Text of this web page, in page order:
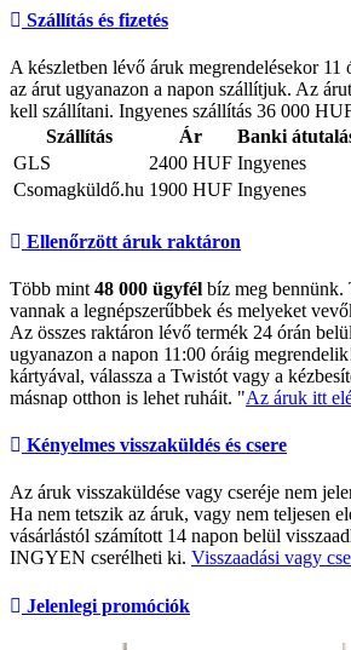
Szállítás és fizetés
A készletben lévő áruk megrendelésekor 11
az árut ugyanazon a napon szállítjuk. Az
kell szállítani. Ingyenes szállítás 36 000
Szállítás
Ár Banki
GLS
2400 HUF Ingyenes
Csomagküldő.hu 1900 HUF Ingyenes
Ellenőrzött áruk raktáron
Több mint 48 000 ügyfél bíz meg bennünk.
vannak a legnépszerűbbek és melyeket
Az összes raktáron lévő termék 24 órán
ugyanazon a napon 11:00 óráig
kártyával, válassza a Twistót vagy a
másnap otthon is lehet ruháit. "Az áruk itt
Kényelmes visszaküldés és csere
Az áruk visszaküldése vagy cseréje nem
Ha nem tetszik az áruk, vagy nem teljesen
vásárlástól számított 14 napon belül
INGYEN cserélheti ki. Visszaadási vagy
Jelenlegi promóciók